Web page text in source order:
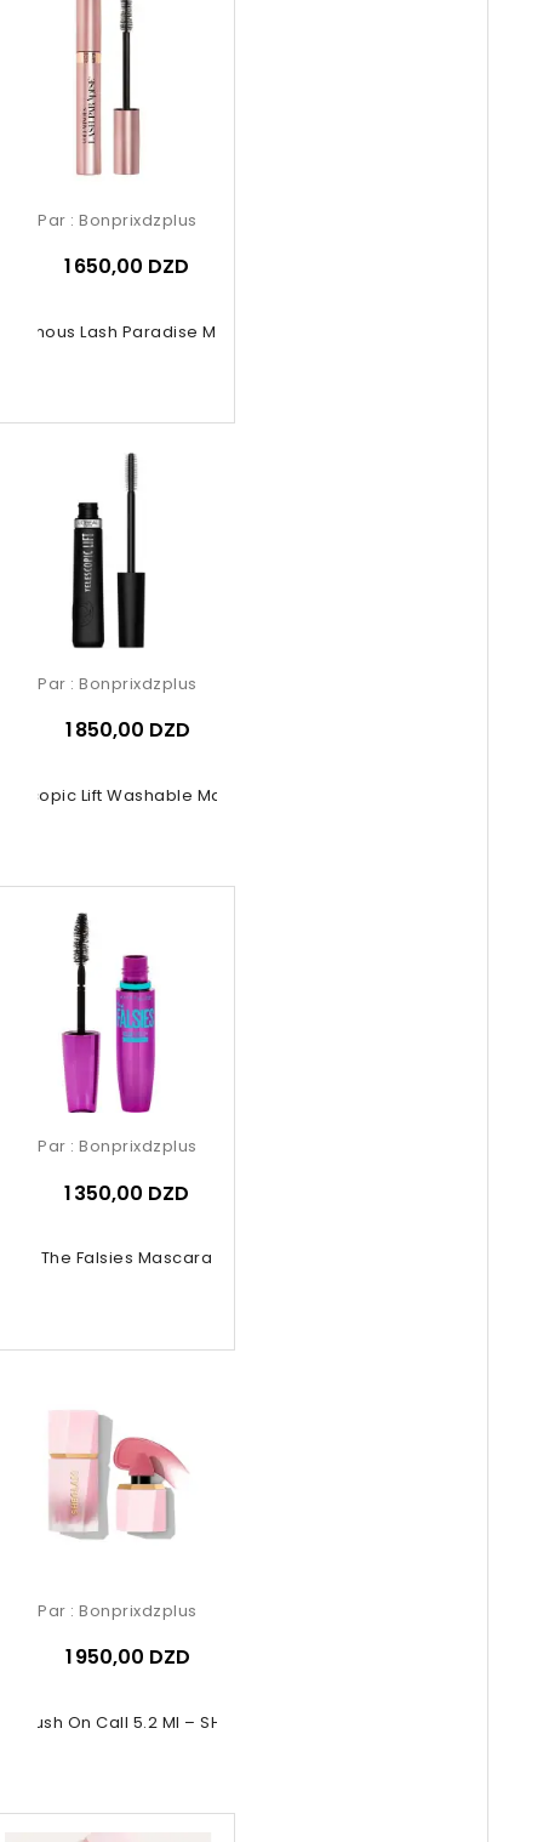
Lash Paradise Mascara
Par : Bonprixdzplus
1 650,00 DZD
Lift Washable Mascara
Par : Bonprixdzplus
1 850,00 DZD
The Falsies Mascara
Par : Bonprixdzplus
1 350,00 DZD
Blush On Call 5.2 Ml – SHEGLAM...
Par : Bonprixdzplus
1 950,00 DZD